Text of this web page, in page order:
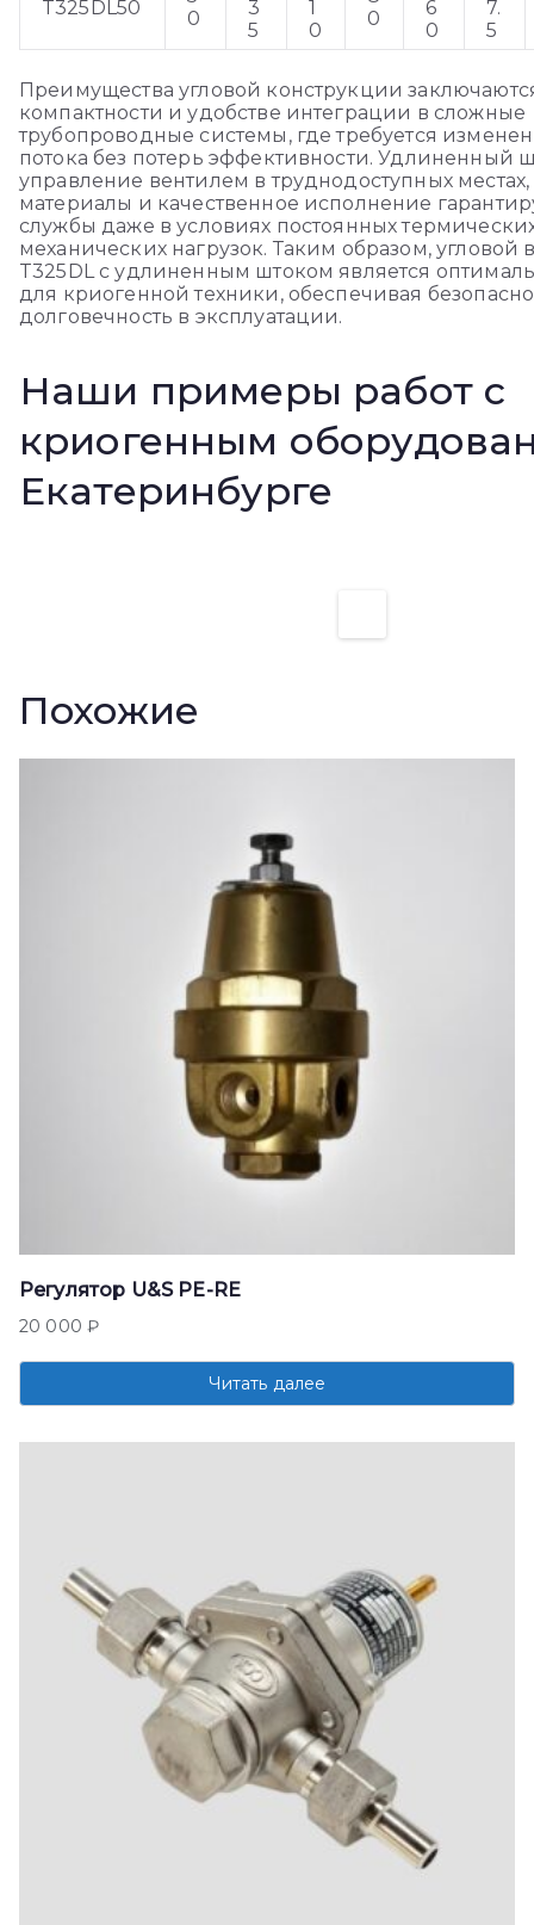
T325DL50
0
3
5
1
0
0
6
0
7.
5
Преимущества угловой конструкции
компактности и удобстве интеграции в сложные
трубопроводные системы, где требуется
потока без потерь эффективности. Удлиненный
управление вентилем в труднодоступных
материалы и качественное исполнение
службы даже в условиях постоянных
механических нагрузок. Таким образом, угловой
T325DL с удлиненным штоком является
для криогенной техники, обеспечивая
долговечность в эксплуатации.
Наши примеры работ с
криогенным
Екатеринбурге
Похожие
Регулятор U&S PE-RE
20 000₽
Читать далее